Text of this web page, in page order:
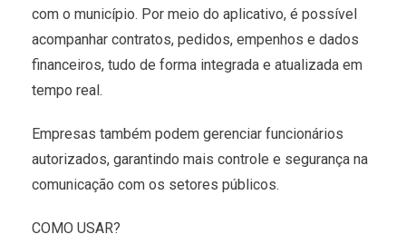
com o município. Por meio do aplicativo, é possível
acompanhar contratos, pedidos, empenhos e dados
financeiros, tudo de forma integrada e atualizada em
tempo real.
Empresas também podem gerenciar funcionários
autorizados, garantindo mais controle e segurança na
comunicação com os setores públicos.
COMO USAR?